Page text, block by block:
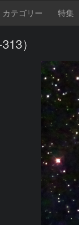
カテゴリー 特集
）